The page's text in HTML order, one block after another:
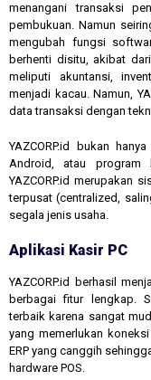
menangani transaksi
pembukuan. Namun
mengubah fungsi
berhenti disitu, akibat
meliputi akuntansi,
menjadi kacau. Namun,
data transaksi dengan
YAZCORP.id bukan
Android, atau program
YAZCORP.id merupakan
terpusat (centralized,
segala jenis usaha.
Aplikasi Kasir PC
YAZCORP.id berhasil
berbagai fitur lengkap.
terbaik karena sangat
yang memerlukan
ERP yang canggih
hardware POS.